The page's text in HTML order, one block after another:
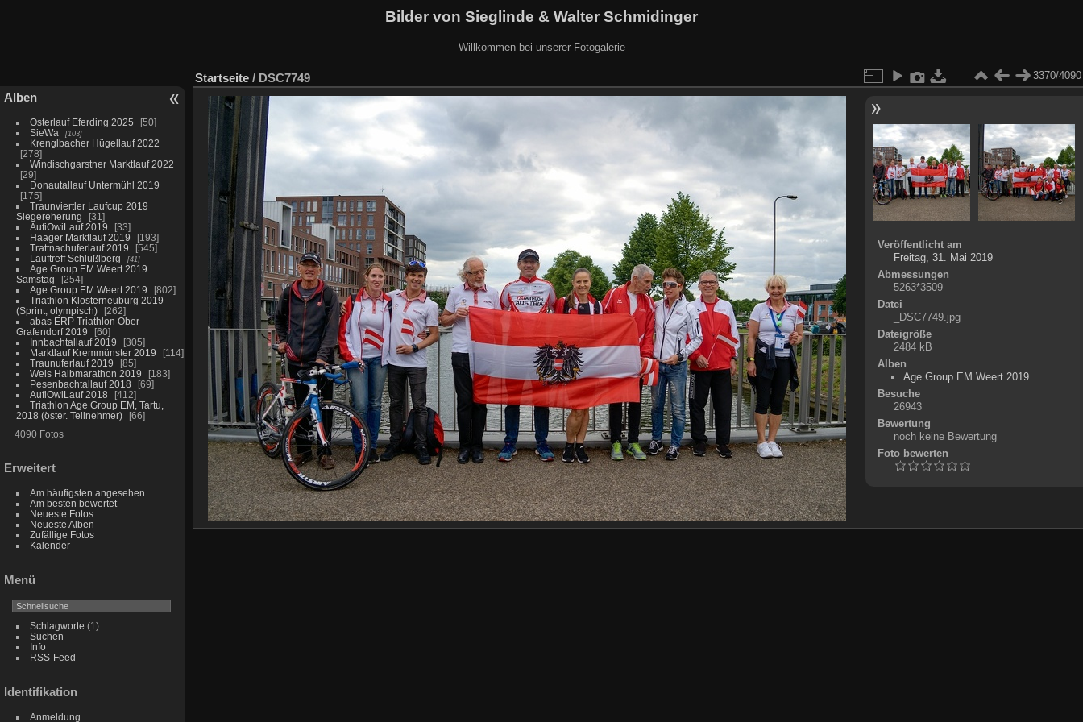
Bilder von Sieglinde & Walter Schmidinger
Willkommen bei unserer Fotogalerie
Alben
Osterlauf Eferding 2025
50
SieWa
103
Krenglbacher Hügellauf 2022
278
Windischgarstner Marktlauf 2022
29
Donautallauf Untermühl 2019
175
Traunviertler Laufcup 2019
Siegereherung
31
AufiOwiLauf 2019
33
Haager Marktlauf 2019
193
Trattnachuferlauf 2019
545
Lauftreff Schlüßlberg
41
Age Group EM Weert 2019
Samstag
254
Age Group EM Weert 2019
802
Triathlon Klosterneuburg 2019
(Sprint, olympisch)
262
abas ERP Triathlon Ober-
Grafendorf 2019
60
Innbachtallauf 2019
305
Marktlauf Kremmünster 2019
114
Traunuferlauf 2019
85
Wels Halbmarathon 2019
183
Pesenbachtallauf 2018
69
AufiOwiLauf 2018
412
Triathlon Age Group EM, Tartu,
2018 (öster. Teilnehmer)
66
4090 Fotos
Erweitert
Am häufigsten angesehen
Am besten bewertet
Neueste Fotos
Neueste Alben
Zufällige Fotos
Kalender
Menü
Schlagworte (1)
Suchen
Info
RSS-Feed
Identifikation
Anmeldung
Startseite / DSC7749 3370/4090
Veröffentlicht am
Freitag, 31. Mai 2019
Abmessungen
5263*3509
Datei
_DSC7749.jpg
Dateigröße
2484 kB
Alben
Age Group EM Weert 2019
Besuche
26943
Bewertung
noch keine Bewertung
Foto bewerten